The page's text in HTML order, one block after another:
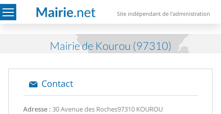
Site indépendant de l'administration
Mairie de Kourou (97310)
Contact
Adresse : 30 Avenue des Roches97310 KOUROU